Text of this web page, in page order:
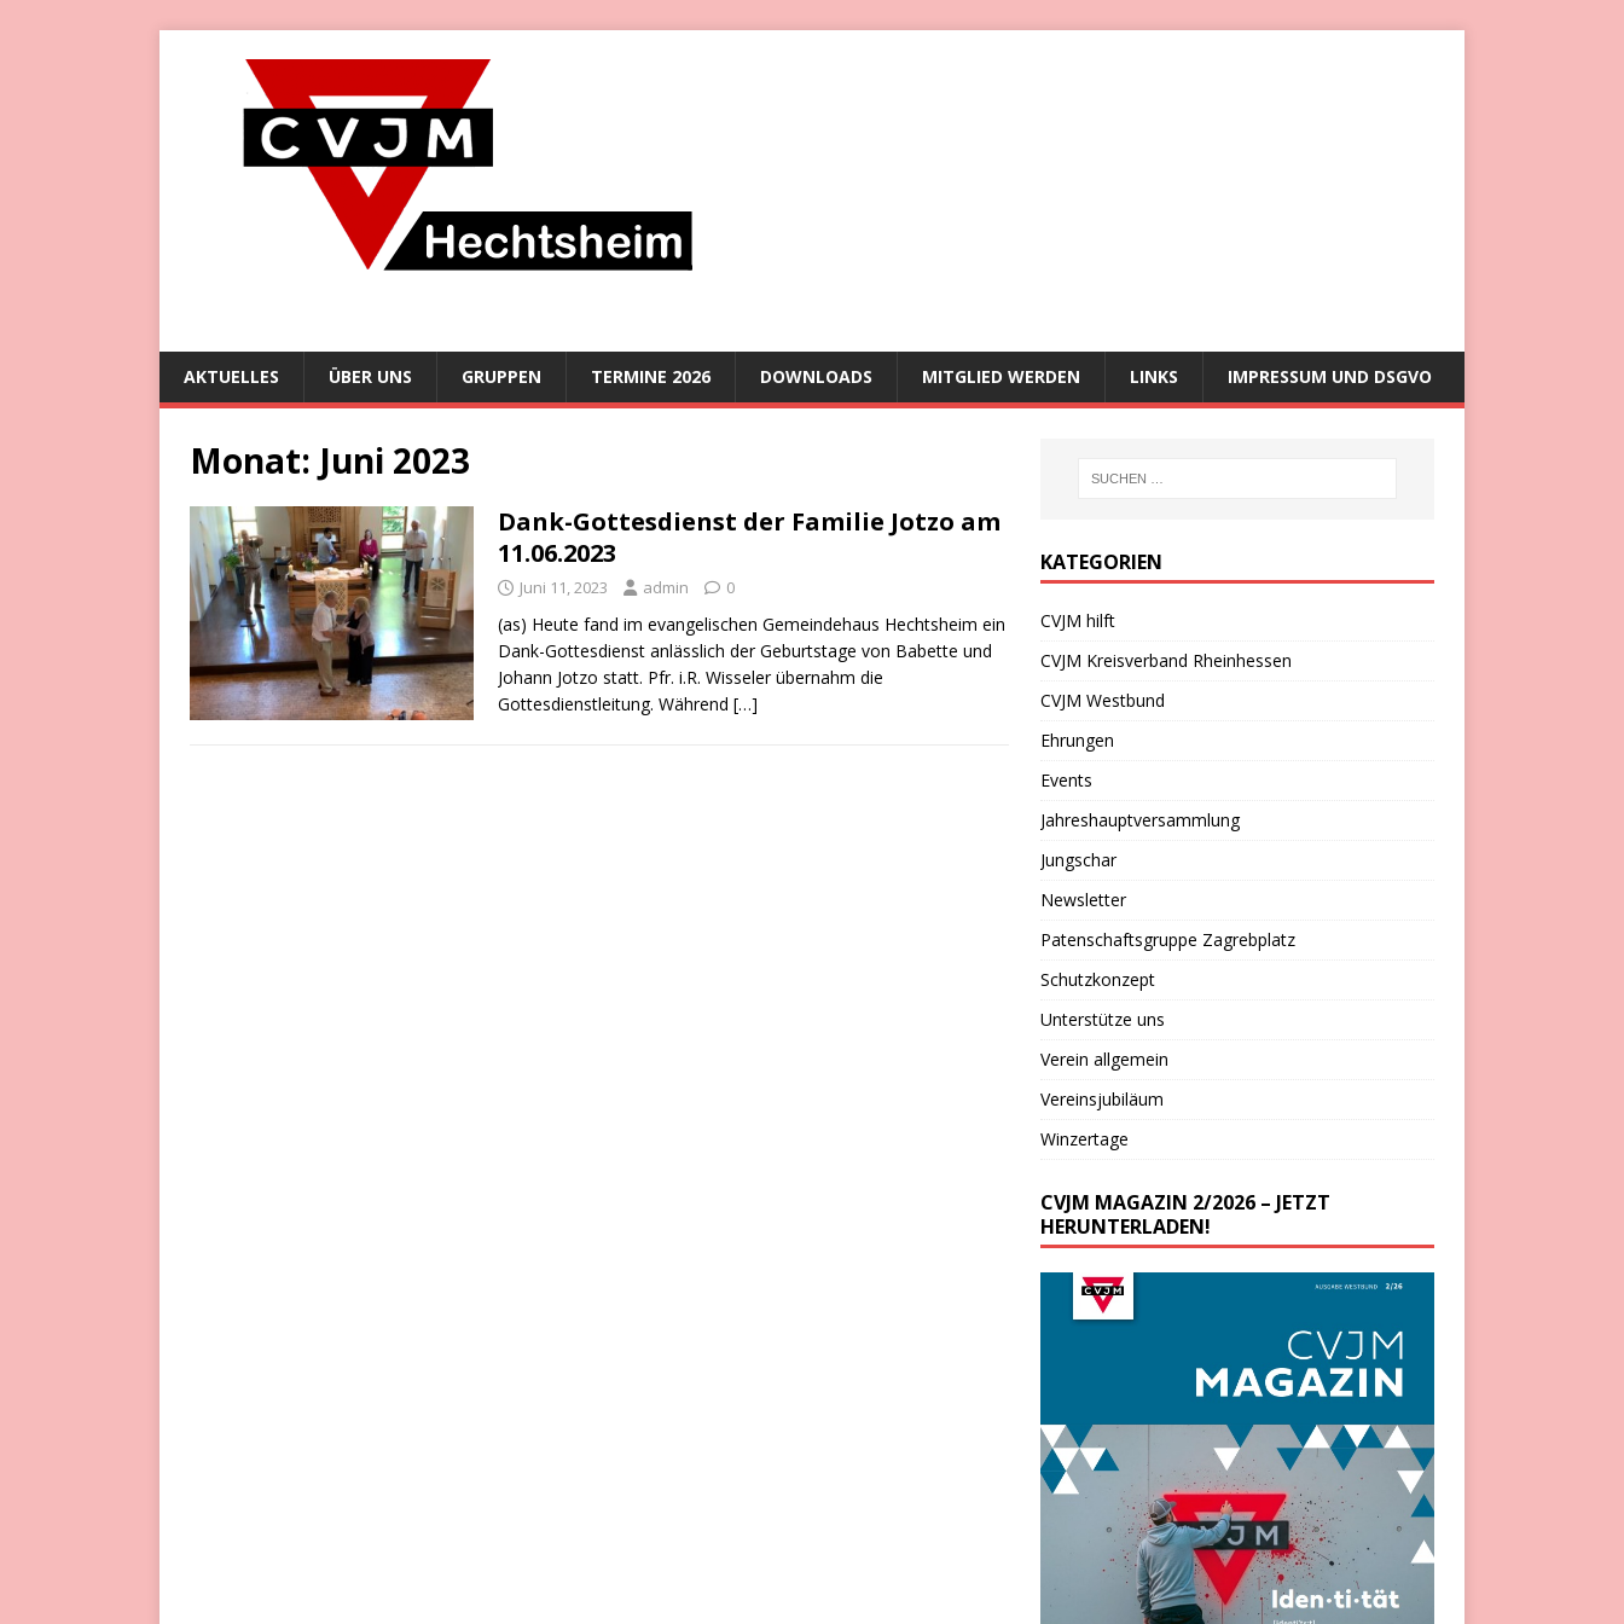
AKTUELLES ÜBER UNS GRUPPEN TERMINE 2026 DOWNLOADS MITGLIED WERDEN LINKS IMPRESSUM UND DSGVO
Monat: Juni 2023
Dank-Gottesdienst der Familie Jotzo am
11.06.2023
Juni 11, 2023 admin 0
(as) Heute fand im evangelischen Gemeindehaus Hechtsheim ein
Dank-Gottesdienst anlässlich der Geburtstage von Babette und
Johann Jotzo statt. Pfr. i.R. Wisseler übernahm die
Gottesdienstleitung. Während […]
KATEGORIEN
CVJM hilft
CVJM Kreisverband Rheinhessen
CVJM Westbund
Ehrungen
Events
Jahreshauptversammlung
Jungschar
Newsletter
Patenschaftsgruppe Zagrebplatz
Schutzkonzept
Unterstütze uns
Verein allgemein
Vereinsjubiläum
Winzertage
CVJM MAGAZIN 2/2026 – JETZT
HERUNTERLADEN!